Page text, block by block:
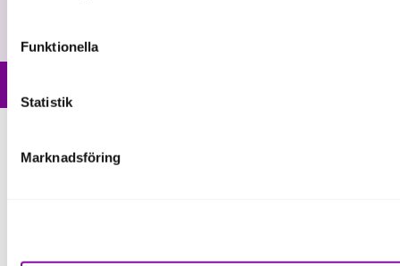
Funktionella
Statistik
Marknadsföring